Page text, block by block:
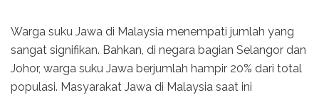
Warga suku Jawa di Malaysia menempati jumlah yang
sangat signifikan. Bahkan, di negara bagian Selangor dan
Johor, warga suku Jawa berjumlah hampir 20% dari total
populasi. Masyarakat Jawa di Malaysia saat ini